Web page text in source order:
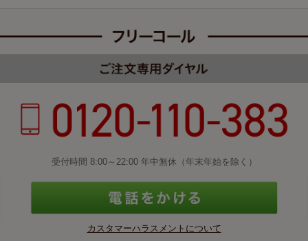
受付時間 8:00～22:00 年中無休（年末年始を除く）
カスタマーハラスメントについて